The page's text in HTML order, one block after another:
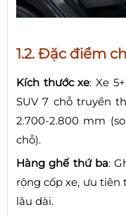
1.2. Đặc điểm
Kích thước xe: Xe
SUV 7 chỗ truyền
2.700-2.800 mm
chỗ).
Hàng ghế thứ ba:
rộng cốp xe, ưu
lâu dài.